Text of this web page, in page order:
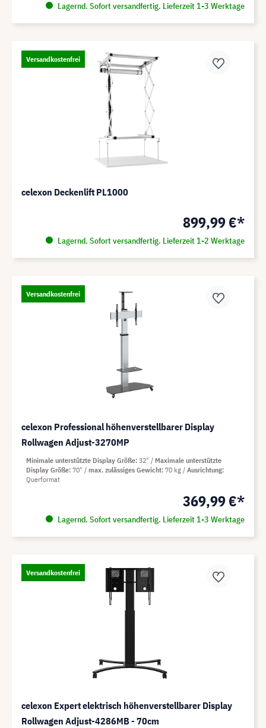
Lagernd. Sofort versandfertig. Lieferzeit 1-3 Werktage
Versandkostenfrei
celexon Deckenlift PL1000
899,99 €*
Lagernd. Sofort versandfertig. Lieferzeit 1-2 Werktage
Versandkostenfrei
celexon Professional höhenverstellbarer Display
Rollwagen Adjust-3270MP
369,99 €*
Lagernd. Sofort versandfertig. Lieferzeit 1-3 Werktage
Minimale unterstützte Display Größe 32"
Maximale unterstützte
Display Größe 70" max. zulässiges Gewicht 70 kg
Ausrichtung
Querformat
Versandkostenfrei
celexon Expert elektrisch höhenverstellbarer Display
Rollwagen Adjust-4286MB - 70cm